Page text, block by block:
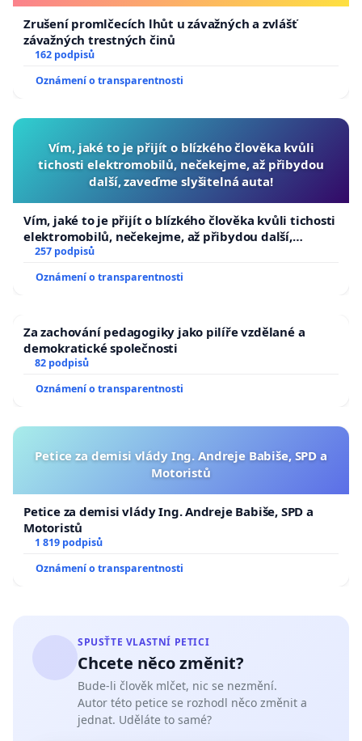
Zrušení promlčecích lhůt u závažných a zvlášť
závažných trestných činů
162 podpisů
Oznámení o transparentnosti
Vím, jaké to je přijít o blízkého člověka kvůli
tichosti elektromobilů, nečekejme, až přibydou
další, zaveďme slyšitelná auta!
Vím, jaké to je přijít o blízkého člověka kvůli tichosti
elektromobilů, nečekejme, až přibydou další,
zaveďme slyšitelná auta!
257 podpisů
Oznámení o transparentnosti
Za zachování pedagogiky jako pilíře vzdělané a
demokratické společnosti
82 podpisů
Oznámení o transparentnosti
Petice za demisi vlády Ing. Andreje Babiše, SPD a
Motoristů
Petice za demisi vlády Ing. Andreje Babiše, SPD a
Motoristů
1 819 podpisů
Oznámení o transparentnosti
SPUSŤTE VLASTNÍ PETICI
Chcete něco změnit?
Bude-li člověk mlčet, nic se nezmění.
Autor této petice se rozhodl něco změnit a
jednat. Uděláte to samé?